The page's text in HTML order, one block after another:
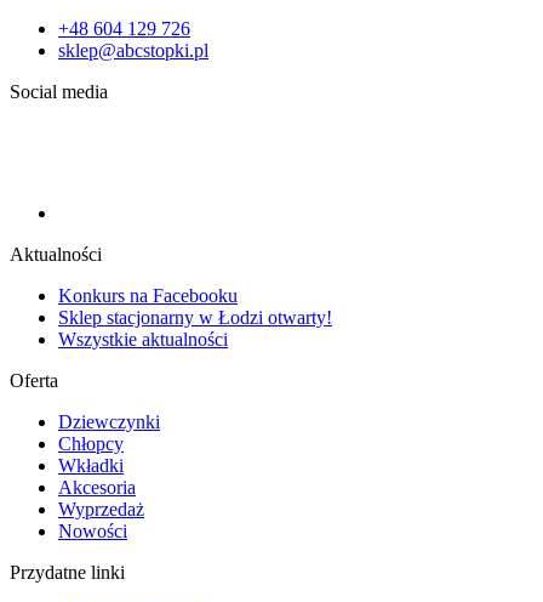
+48 604 129 726
sklep@abcstopki.pl
Social media
Aktualności
Konkurs na Facebooku
Sklep stacjonarny w Łodzi otwarty!
Wszystkie aktualności
Oferta
Dziewczynki
Chłopcy
Wkładki
Akcesoria
Wyprzedaż
Nowości
Przydatne linki